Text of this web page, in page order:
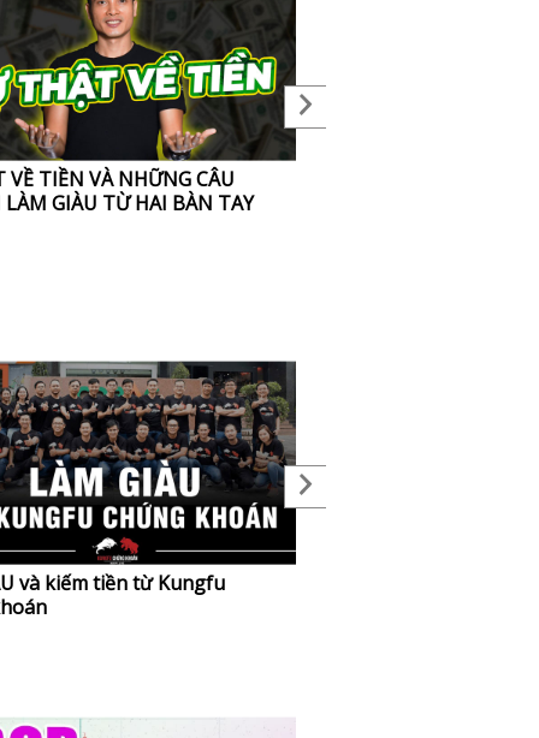
VỀ TIỀN VÀ NHỮNG CÂU
LÀM GIÀU TỪ HAI BÀN TAY
và kiếm tiền từ Kungfu